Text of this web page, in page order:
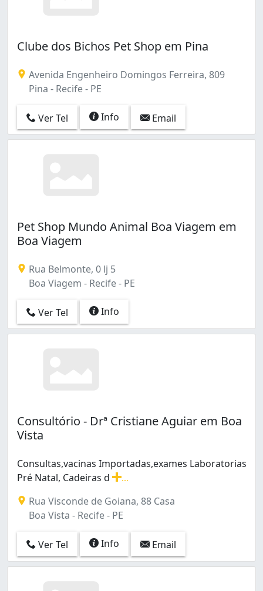
Clube dos Bichos Pet Shop em Pina
Avenida Engenheiro Domingos Ferreira, 809
Pina - Recife - PE
Ver Tel Info Email
Pet Shop Mundo Animal Boa Viagem em
Boa Viagem
Rua Belmonte, 0 lj 5
Boa Viagem - Recife - PE
Ver Tel Info
Consultório - Drª Cristiane Aguiar em Boa
Vista
Consultas,vacinas Importadas,exames Laboratorias
Pré Natal, Cadeiras d
Rua Visconde de Goiana, 88 Casa
Boa Vista - Recife - PE
Ver Tel Info Email